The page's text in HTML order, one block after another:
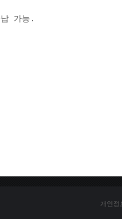
가능.
개인정